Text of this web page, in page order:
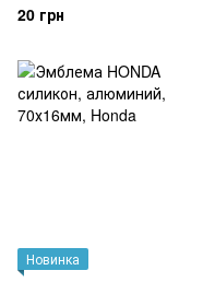
20 грн
Новинка